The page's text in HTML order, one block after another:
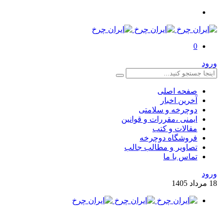
0
ورود
صفحه اصلی
آخرین اخبار
دوچرخه و سلامتی
ایمنی ،مقررات و قوانین
مقالات و کتب
فروشگاه دوچرخه
تصاویر و مطالب جالب
تماس با ما
ورود
18 مرداد 1405